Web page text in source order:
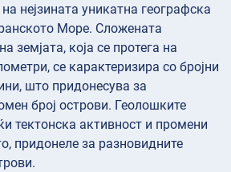
нејзината уникатна географска
Море. Сложената
земјата, која се протега на
се карактеризира со бројни
што придонесува за
број острови. Геолошките
тектонска активност и промени
придонеле за разновидните